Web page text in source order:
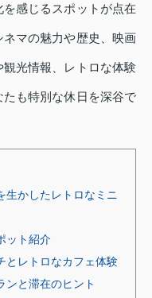
感じるスポットが点在
マの魅力や歴史、映画
光情報、レトロな体験
も特別な休日を深谷で
生かしたレトロなミニ
ット紹介
とレトロなカフェ体験
ンと滞在のヒント